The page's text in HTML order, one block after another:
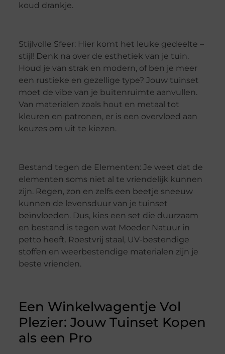
koud drankje.
Stijlvolle Sfeer: Hier komt het leuke gedeelte –
stijl! Denk na over de esthetiek van je tuin.
Houd je van strak en modern, of ben je meer
een rustieke en gezellige type? Jouw tuinset
moet de vibe van je buitenruimte aanvullen.
Van materialen zoals hout en metaal tot
kleuren en patronen, er is een overvloed aan
keuzes om uit te kiezen.
Bestand tegen de Elementen: Je weet dat de
elementen soms niet al te vriendelijk kunnen
zijn. Regen, zon en zelfs een beetje sneeuw
kunnen de levensduur van je tuinset
beïnvloeden. Dus, kies een set die duurzaam
en bestand is tegen wat Moeder Natuur in
petto heeft. Roestvrij staal, UV-bestendige
stoffen en weerbestendige materialen zijn je
beste vrienden.
Een Winkelwagentje Vol
Plezier: Jouw Tuinset Kopen
als een Pro